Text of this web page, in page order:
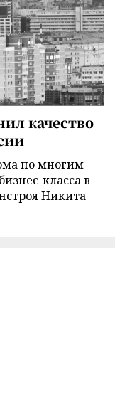
качество
по многим
класса в
Никита